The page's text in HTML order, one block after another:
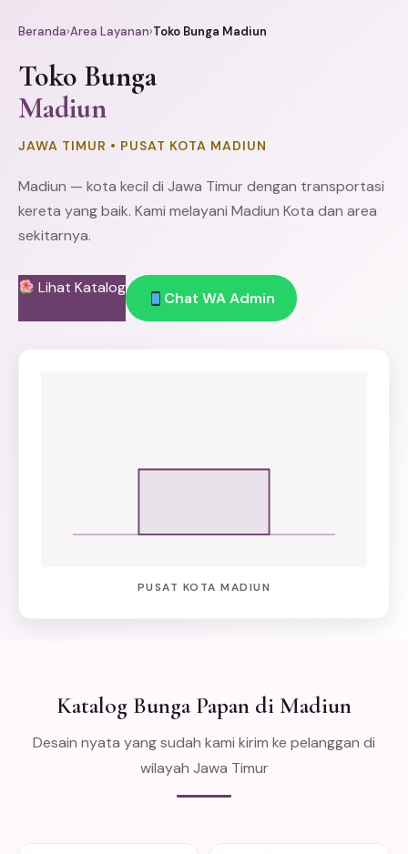
Beranda›Area Layanan›Toko Bunga Madiun
Toko Bunga
Madiun
JAWA TIMUR • PUSAT KOTA MADIUN
Madiun — kota kecil di Jawa Timur dengan transportasi
kereta yang baik. Kami melayani Madiun Kota dan area
sekitarnya.
Lihat Katalog
Chat WA Admin
PUSAT KOTA MADIUN
Katalog Bunga Papan di Madiun
Desain nyata yang sudah kami kirim ke pelanggan di
wilayah Jawa Timur